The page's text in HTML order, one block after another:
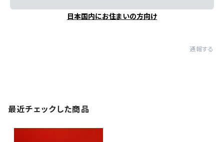
日本国内にお住まいの方向け
通報する
最近チェックした商品